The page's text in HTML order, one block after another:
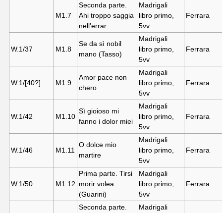
M1.7
Seconda parte.
Ahi troppo saggia
nell’errar
Madrigali
libro primo,
5vv
Ferrara
W.1/37 M1.8
Se da sì nobil
mano (Tasso)
Madrigali
libro primo,
5vv
Ferrara
W.1/[40?] M1.9
Amor pace non
chero
Madrigali
libro primo,
5vv
Ferrara
W.1/42 M1.10
Sì gioioso mi
fanno i dolor miei
Madrigali
libro primo,
5vv
Ferrara
W.1/46 M1.11
O dolce mio
martire
Madrigali
libro primo,
5vv
Ferrara
W.1/50 M1.12
Prima parte. Tirsi
morir volea
(Guarini)
Madrigali
libro primo,
5vv
Ferrara
Seconda parte.
Madrigali